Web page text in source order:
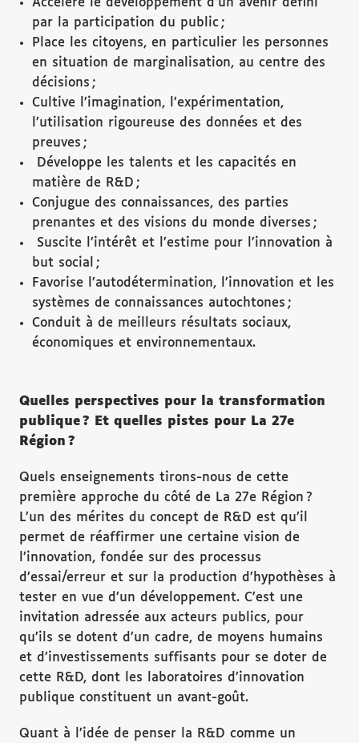
Accélère le développement d’un avenir défini
par la participation du public ;
Place les citoyens, en particulier les personnes
en situation de marginalisation, au centre des
décisions ;
Cultive l’imagination, l’expérimentation,
l’utilisation rigoureuse des données et des
preuves ;
Développe les talents et les capacités en
matière de R&D ;
Conjugue des connaissances, des parties
prenantes et des visions du monde diverses ;
Suscite l’intérêt et l’estime pour l’innovation à
but social ;
Favorise l’autodétermination, l’innovation et les
systèmes de connaissances autochtones ;
Conduit à de meilleurs résultats sociaux,
économiques et environnementaux.
Quelles perspectives pour la transformation
publique ? Et quelles pistes pour La 27e
Région ?
Quels enseignements tirons-nous de cette
première approche du côté de La 27e Région ?
L’un des mérites du concept de R&D est qu’il
permet de réaffirmer une certaine vision de
l’innovation, fondée sur des processus
d’essai/erreur et sur la production d’hypothèses à
tester en vue d’un développement. C’est une
invitation adressée aux acteurs publics, pour
qu’ils se dotent d’un cadre, de moyens humains
et d’investissements suffisants pour se doter de
cette R&D, dont les laboratoires d’innovation
publique constituent un avant-goût.
Quant à l’idée de penser la R&D comme un